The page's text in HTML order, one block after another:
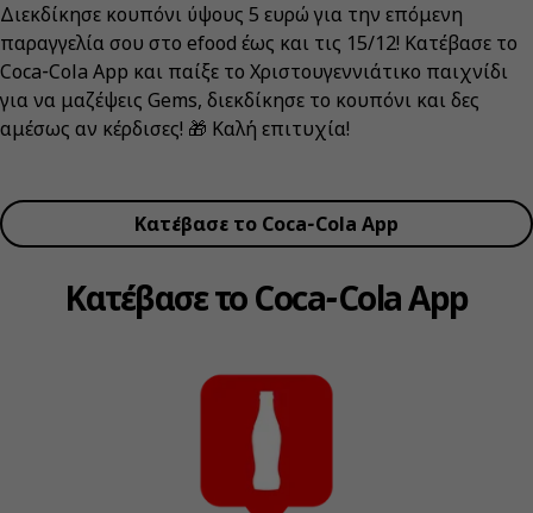
Διεκδίκησε κουπόνι ύψους 5 ευρώ για την επόμενη
παραγγελία σου στο efood έως και τις 15/12! Κατέβασε το
Coca‑Cola App και παίξε το Χριστουγεννιάτικο παιχνίδι
για να μαζέψεις Gems, διεκδίκησε το κουπόνι και δες
αμέσως αν κέρδισες! 🎁 Καλή επιτυχία!
Κατέβασε το Coca‑Cola App
Κατέβασε το Coca‑Cola App